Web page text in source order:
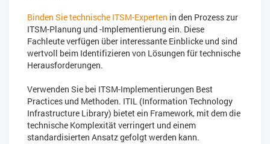
Binden Sie technische ITSM-Experten in den Prozess zur
ITSM-Planung und -Implementierung ein. Diese
Fachleute verfügen über interessante Einblicke und sind
wertvoll beim Identifizieren von Lösungen für technische
Herausforderungen.
Verwenden Sie bei ITSM-Implementierungen Best
Practices und Methoden. ITIL (Information Technology
Infrastructure Library) bietet ein Framework, mit dem die
technische Komplexität verringert und einem
standardisierten Ansatz gefolgt werden kann.